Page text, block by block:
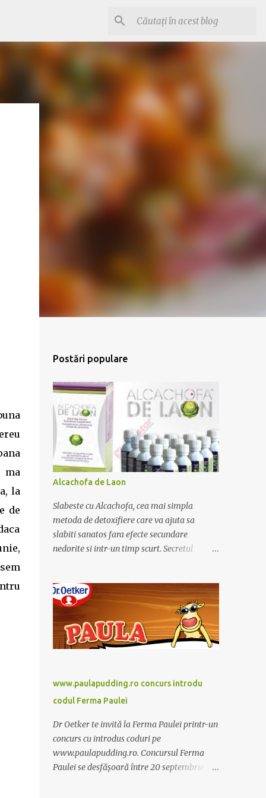
la
de
Postări populare
Alcachofa de Laon
Slabeste cu Alcachofa, cea mai simpla
metoda de detoxifiere care va ajuta sa
slabiti sanatos fara efecte secundare
nedorite si intr-un timp scurt. Secretul
trebuie sa folositi o dieta anume iar
Alcachofa se administreaza usor, cate o
sticluta pe zi. Cutia de Alcachofa contine 14
sticlute. Pret 189 lei.
www.paulapudding.ro concurs introdu
codul Ferma Paulei
Dr Oetker te invită la Ferma Paulei printr-un
concurs cu introdus coduri pe
www.paulapudding.ro. Concursul Ferma
Paulei se desfășoară între 20 septembrie -